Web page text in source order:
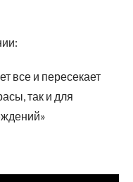
все и пересекает
так и для